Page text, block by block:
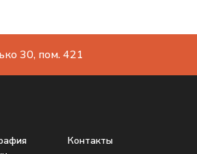
30, пом. 421
Контакты